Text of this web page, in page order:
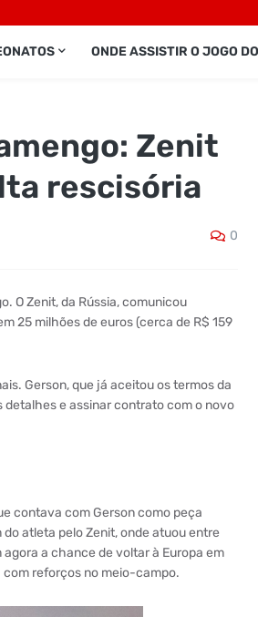
ONDE ASSISTIR O JOGO
Zenit
rescisória
0
O Zenit, da Rússia, comunicou
25 milhões de euros (cerca de R$ 159
Gerson, que já aceitou os termos da
e assinar contrato com o novo
contava com Gerson como peça
atleta pelo Zenit, onde atuou entre
a chance de voltar à Europa em
com reforços no meio-campo.